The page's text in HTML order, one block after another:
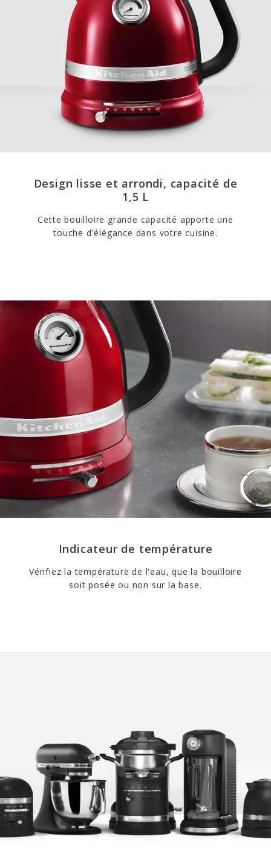
Design lisse et arrondi, capacité de
1,5 L
Cette bouilloire grande capacité apporte une
touche d'élégance dans votre cuisine.
Indicateur de température
Vérifiez la température de l'eau, que la bouilloire
soit posée ou non sur la base.